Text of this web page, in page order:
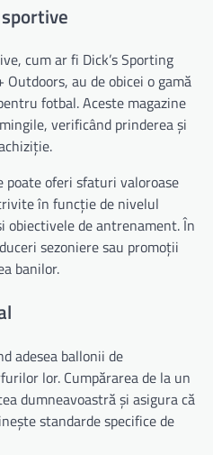
cum ar fi Dick’s Sporting
Outdoors, au de obicei o gamă
fotbal. Aceste magazine
verificând prinderea și
poate oferi sfaturi valoroase
în funcție de nivelul
obiectivele de antrenament. În
sezoniere sau promoții
banilor.
adesea ballonii de
lor. Cumpărarea de la un
dumneavoastră și asigura că
standarde specifice de